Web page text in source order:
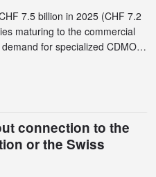
7.5 billion in 2025 (CHF 7.2
maturing to the commercial
for specialized CDMO
to CHF 2.6 billion. In a
of 38% compared to 2024,
connection to the
or the Swiss